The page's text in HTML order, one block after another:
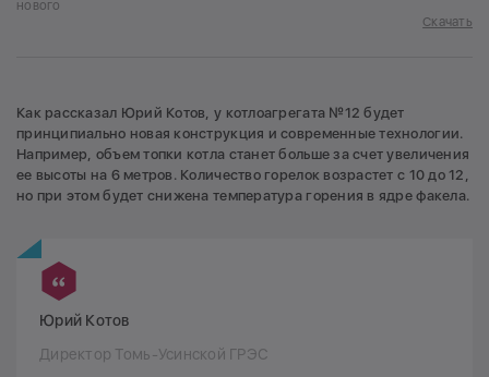
нового
Скачать
Как рассказал Юрий Котов, у котлоагрегата №12 будет
принципиально новая конструкция и современные технологии.
Например, объем топки котла станет больше за счет увеличения
ее высоты на 6 метров. Количество горелок возрастет с 10 до 12,
но при этом будет снижена температура горения в ядре факела.
Юрий Котов
Директор Томь-Усинской ГРЭС